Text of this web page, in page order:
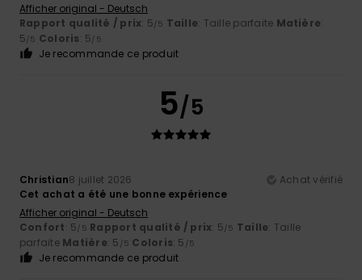
Afficher original - Deutsch
Rapport qualité / prix: 5/5 Taille: Taille parfaite Matière:
5/5 Coloris: 5/5
Je recommande ce produit
5/5
Christian8 juillet 2026
Achat vérifié
Cet achat a été une bonne expérience
Afficher original - Deutsch
Confort: 5/5 Rapport qualité / prix: 5/5 Taille: Taille
parfaite Matière: 5 /5 Coloris: 5 /5
Je recommande ce produit